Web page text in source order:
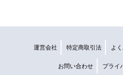
運営会社 特定商取引法 よ
お問い合わせ プライ